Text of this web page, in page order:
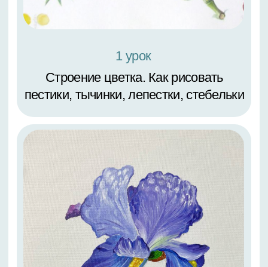
6 урок
Цветная композиция в
акварельном стиле